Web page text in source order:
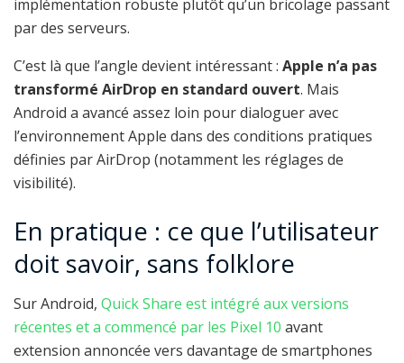
implémentation robuste plutôt qu’un bricolage passant
par des serveurs.
C’est là que l’angle devient intéressant : Apple n’a pas
transformé AirDrop en standard ouvert. Mais
Android a avancé assez loin pour dialoguer avec
l’environnement Apple dans des conditions pratiques
définies par AirDrop (notamment les réglages de
visibilité).
En pratique : ce que l’utilisateur
doit savoir, sans folklore
Sur Android, Quick Share est intégré aux versions
récentes et a commencé par les Pixel 10 avant
extension annoncée vers davantage de smartphones